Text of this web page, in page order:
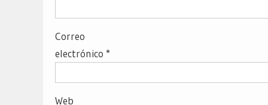
Correo
electrónico *
Web